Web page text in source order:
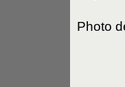
Photo